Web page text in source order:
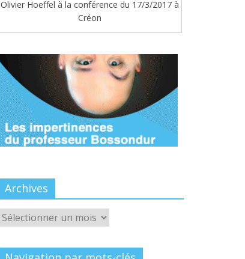
Olivier Hoeffel à la conférence du 17/3/2017 à
Créon
Archives
Archives